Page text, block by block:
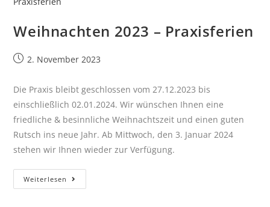
Weihnachten 2023 – Praxisferien
2. November 2023
Die Praxis bleibt geschlossen vom 27.12.2023 bis
einschließlich 02.01.2024. Wir wünschen Ihnen eine
friedliche & besinnliche Weihnachtszeit und einen guten
Rutsch ins neue Jahr. Ab Mittwoch, den 3. Januar 2024
stehen wir Ihnen wieder zur Verfügung.
Weiterlesen